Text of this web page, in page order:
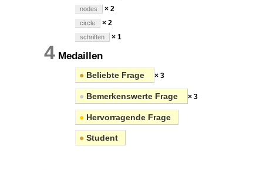
nodes × 2
circle × 2
schriften × 1
4 Medaillen
● Beliebte Frage × 3
● Bemerkenswerte Frage × 3
● Hervorragende Frage
● Student